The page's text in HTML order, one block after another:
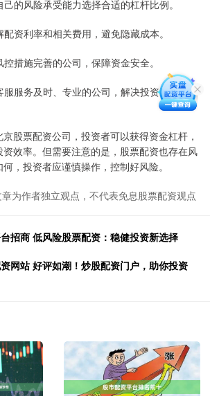
的风险承受能力选择合适的杠杆比例。
资利率和相关费用，避免隐藏成本。
措施完善的公司，保障资金安全。
服服务及时、专业的公司，解决投资过程中遇
股票配资公司，投资者可以获得资金杠杆，
效率。但需要注意的是，股票配资也存在风
，投资者应谨慎操作，控制好风险。
为作者独立观点，不代表免息股票配资观点
招商 低风险股票配资：稳健投资新选择
网站 好评如潮！炒股配资门户，助你投资